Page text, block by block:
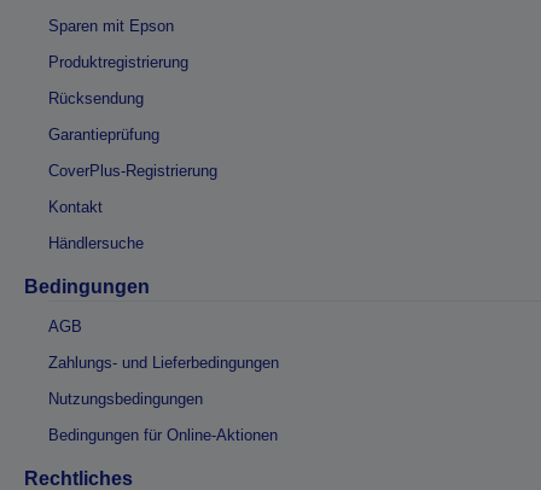
Sparen mit Epson
Produktregistrierung
Rücksendung
Garantieprüfung
CoverPlus-Registrierung
Kontakt
Händlersuche
Bedingungen
AGB
Zahlungs- und Lieferbedingungen
Nutzungsbedingungen
Bedingungen für Online-Aktionen
Rechtliches